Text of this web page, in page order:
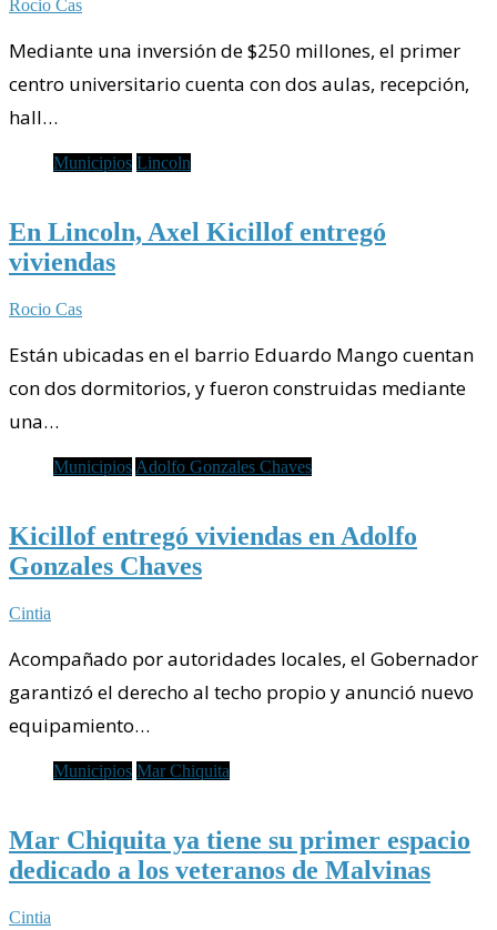
Rocio Cas
Mediante una inversión de $250 millones, el primer
centro universitario cuenta con dos aulas, recepción,
hall…
Municipios Lincoln
En Lincoln, Axel Kicillof entregó
viviendas
Rocio Cas
Están ubicadas en el barrio Eduardo Mango cuentan
con dos dormitorios, y fueron construidas mediante
una…
Municipios Adolfo Gonzales Chaves
Kicillof entregó viviendas en Adolfo
Gonzales Chaves
Cintia
Acompañado por autoridades locales, el Gobernador
garantizó el derecho al techo propio y anunció nuevo
equipamiento…
Municipios Mar Chiquita
Mar Chiquita ya tiene su primer espacio
dedicado a los veteranos de Malvinas
Cintia